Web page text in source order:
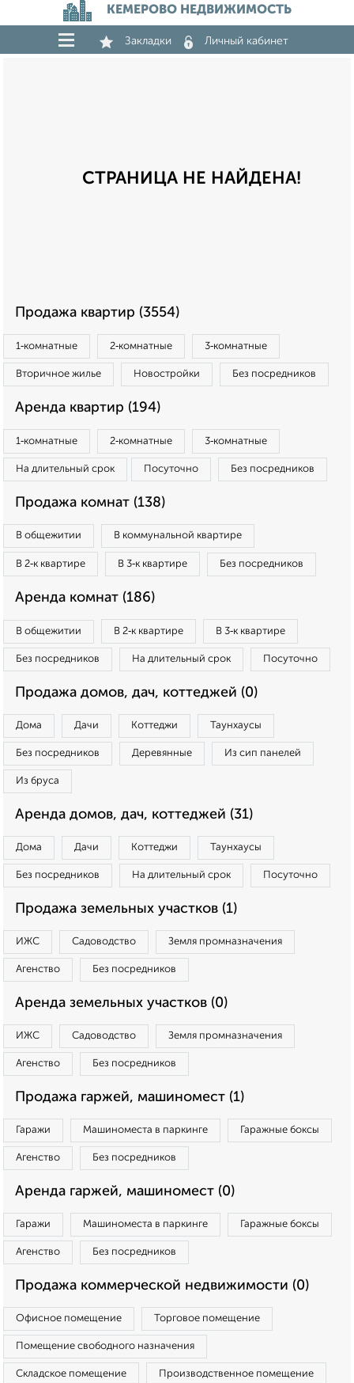
КЕМЕРОВО НЕДВИЖИМОСТЬ
Закладки Личный кабинет
СТРАНИЦА НЕ НАЙДЕНА!
Продажа квартир (3554)
1‑комнатные 2‑комнатные 3‑комнатные
Вторичное жилье Новостройки Без посредников
Аренда квартир (194)
1‑комнатные 2‑комнатные 3‑комнатные
На длительный срок Посуточно Без посредников
Продажа комнат (138)
В общежитии В коммунальной квартире
В 2‑к квартире В 3‑к квартире Без посредников
Аренда комнат (186)
В общежитии В 2‑к квартире В 3‑к квартире
Без посредников На длительный срок Посуточно
Продажа домов, дач, коттеджей (0)
Дома Дачи Коттеджи Таунхаусы
Без посредников Деревянные Из сип панелей
Из бруса
Аренда домов, дач, коттеджей (31)
Дома Дачи Коттеджи Таунхаусы
Без посредников На длительный срок Посуточно
Продажа земельных участков (1)
ИЖС Садоводство Земля промназначения
Агенство Без посредников
Аренда земельных участков (0)
ИЖС Садоводство Земля промназначения
Агенство Без посредников
Продажа гаржей, машиномест (1)
Гаражи Машиноместа в паркинге Гаражные боксы
Агенство Без посредников
Аренда гаржей, машиномест (0)
Гаражи Машиноместа в паркинге Гаражные боксы
Агенство Без посредников
Продажа коммерческой недвижимости (0)
Офисное помещение Торговое помещение
Помещение свободного назначения
Складское помещение Производственное помещение